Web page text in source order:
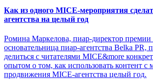
Как из одного MICE-мероприятия
агентства на целый год
Ромина Маркелова, пиар-директор
основательница пиар-агентства Belka PR,
делиться с читателями MICE&more
опытом о том, как использовать контент с
продвижения MICE-агентства целый год.